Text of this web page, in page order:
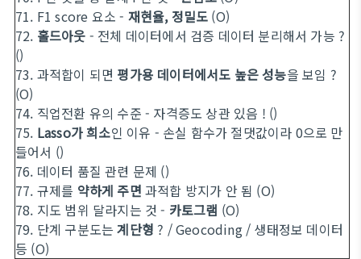
71. F1 score 요소 - 재현율, 정밀도 (O)
72. 홀드아웃 - 전체 데이터에서 검증 데이터 분리해서 가능 ?
()
73. 과적합이 되면 평가용 데이터에서도 높은 성능을 보임 ?
(O)
74. 직업전환 유의 수준 - 자격증도 상관 있음 ! ()
75. Lasso가 희소인 이유 - 손실 함수가 절댓값이라 0으로 만
들어서 ()
76. 데이터 품질 관련 문제 ()
77. 규제를 약하게 주면 과적합 방지가 안 됨 (O)
78. 지도 범위 달라지는 것 - 카토그램 (O)
79. 단계 구분도는계단형 ? / Geocoding / 생태정보 데이터
등 (O)